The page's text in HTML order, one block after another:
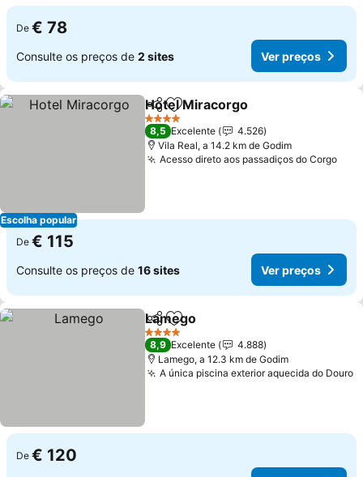
De € 78
Consulte os preços de 2 sites Ver preços
Escolha popular
PartilharAdicionar aos favoritos
Hotel Miracorgo
4 Estrelas
8,5 Excelente
4.526
Vila Real, a 14.2 km de Godim
Acesso direto aos passadiços do CorgoVer
De € 115
Consulte os preços de 16 sites Ver preços
PartilharAdicionar aos favoritos
Lamego
4 Estrelas
8,9 Excelente
4.888
Lamego, a 12.3 km de Godim
A única piscina exterior aquecida do Douro
De € 120